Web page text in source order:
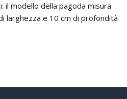
il modello della pagoda misura
larghezza e 10 cm di profondità